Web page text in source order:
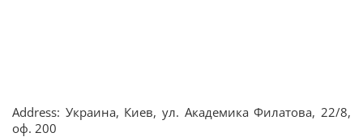
Address: Украина, Киев, ул. Академика Филатова, 22/8,
оф. 200